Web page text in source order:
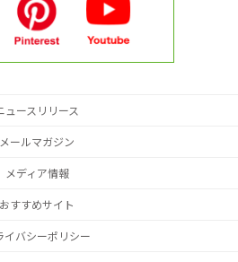
ュースリリース
メールマガジン
メディア情報
おすすめサイト
イバシーポリシー